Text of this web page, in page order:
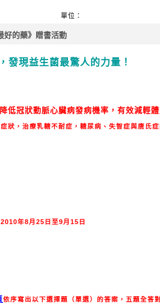
單位：
好的藥》贈書活動
發現益生菌最驚人的力量！
低冠狀動脈心臟病發病機率，有效減輕
狀，治療乳糖不耐症，糖尿病、失智症與唐氏
2010年8月25日至9月15日
依序寫出以下選擇題（單選）的答案，五題全答